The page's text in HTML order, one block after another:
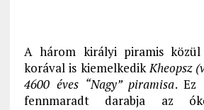
A három királyi piramis közül
korával is kiemelkedikKheopsz
4600 éves “Nagy” piramisa. Ez
fennmaradt darabja az